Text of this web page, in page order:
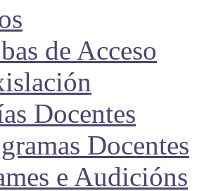
de Acceso
Docentes
Docentes
e Audicións